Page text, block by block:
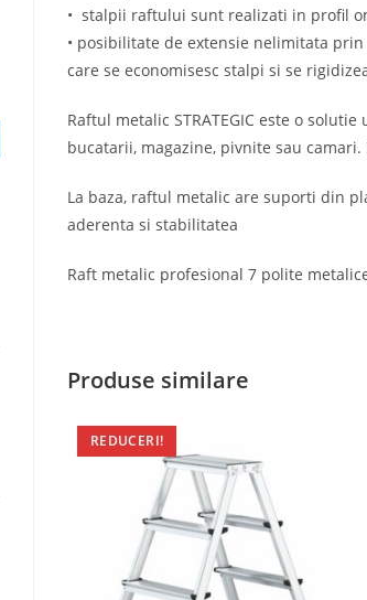
• stalpii raftului sunt realizati in profil
• posibilitate de extensie nelimitata
care se economisesc stalpi si se
Raftul metalic STRATEGIC este o
bucatarii, magazine, pivnite sau
La baza, raftul metalic are suporti din
aderenta si stabilitatea
Raft metalic profesional 7 polite
Produse similare
REDUCERI!